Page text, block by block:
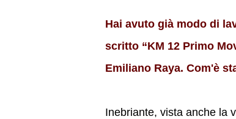
Hai avuto già modo di
scritto “KM 12 Primo
Emiliano Raya. Com'è
Inebriante, vista anche la